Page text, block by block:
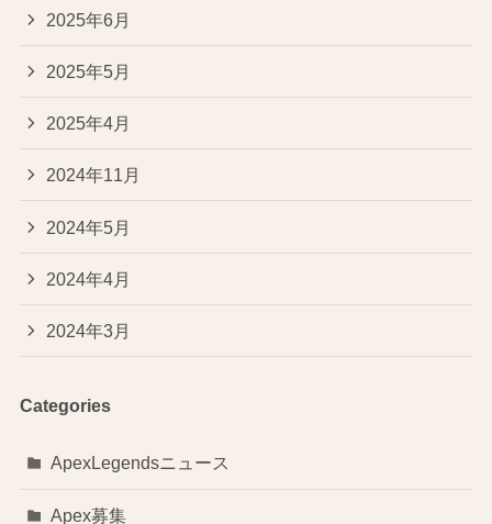
2025年6月
2025年5月
2025年4月
2024年11月
2024年5月
2024年4月
2024年3月
Categories
ApexLegendsニュース
Apex募集